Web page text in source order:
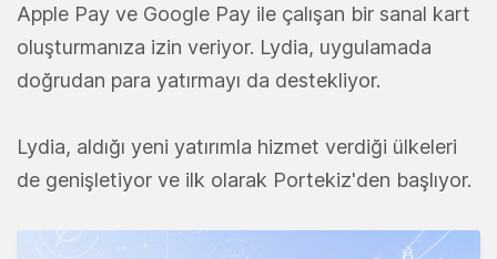
Apple Pay ve Google Pay ile çalışan bir sanal kart
oluşturmanıza izin veriyor. Lydia, uygulamada
doğrudan para yatırmayı da destekliyor.
Lydia, aldığı yeni yatırımla hizmet verdiği ülkeleri
de genişletiyor ve ilk olarak Portekiz'den başlıyor.